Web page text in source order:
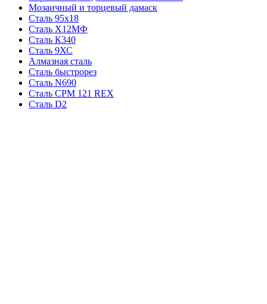
Мозаичный и торцевый дамаск
Сталь 95х18
Сталь Х12МФ
Сталь К340
Сталь 9ХС
Алмазная сталь
Сталь быстрорез
Сталь N690
Сталь CPM 121 REX
Сталь D2